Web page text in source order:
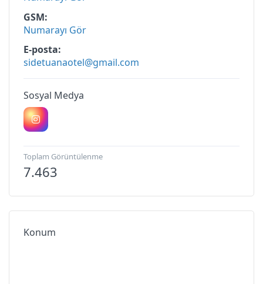
GSM
Numarayı Gör
E-posta
sidetuanaotel@gmail.com
Sosyal Medya
Toplam Görüntülenme
7.463
Konum